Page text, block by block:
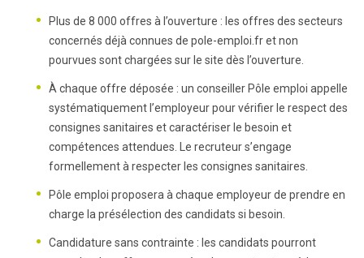
Plus de 8 000 offres à l’ouverture : les offres des secteurs
concernés déjà connues de pole-emploi.fr et non
pourvues sont chargées sur le site dès l’ouverture.
À chaque offre déposée : un conseiller Pôle emploi appelle
systématiquement l’employeur pour vérifier le respect des
consignes sanitaires et caractériser le besoin et
compétences attendues. Le recruteur s’engage
formellement à respecter les consignes sanitaires.
Pôle emploi proposera à chaque employeur de prendre en
charge la présélection des candidats si besoin.
Candidature sans contrainte : les candidats pourront